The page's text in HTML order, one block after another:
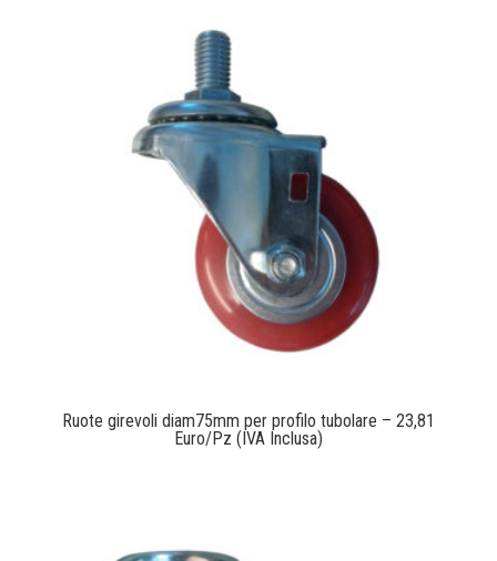
Ruote girevoli diam75mm per profilo tubolare – 23,81
Euro/Pz (IVA Inclusa)